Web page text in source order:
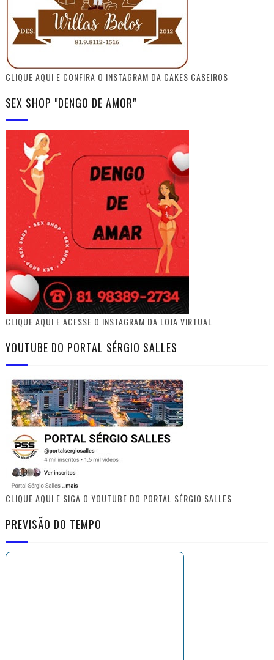
CLIQUE AQUI E CONFIRA O INSTAGRAM DA CAKES CASEIROS
SEX SHOP "DENGO DE AMOR"
CLIQUE AQUI E ACESSE O INSTAGRAM DA LOJA VIRTUAL
YOUTUBE DO PORTAL SÉRGIO SALLES
CLIQUE AQUI E SIGA O YOUTUBE DO PORTAL SÉRGIO SALLES
PREVISÃO DO TEMPO